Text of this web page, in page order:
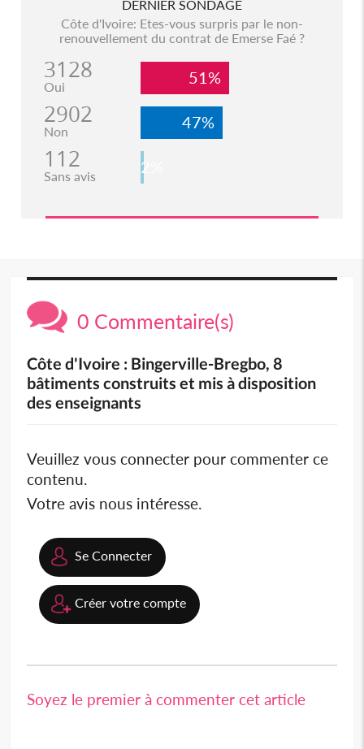
DERNIER SONDAGE
Côte d'Ivoire: Etes-vous surpris par le non-
renouvellement du contrat de Emerse Faé ?
3128
Oui 51%
2902
Non 47%
112
Sans avis 2%
0 Commentaire(s)
Côte d'Ivoire : Bingerville-Bregbo, 8
bâtiments construits et mis à disposition
des enseignants
Veuillez vous connecter pour commenter ce
contenu.
Votre avis nous intéresse.
Se Connecter
Créer votre compte
Soyez le premier à commenter cet article